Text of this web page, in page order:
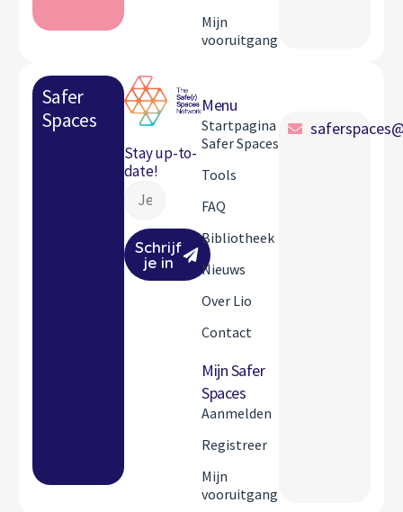
Mijn
vooruitgang
Safer
Spaces
Stay up-to-
date!
Schrijf
je in
Menu
Startpagina
Safer Spaces
Tools
FAQ
Bibliotheek
Nieuws
Over Lio
Contact
Mijn Safer
Spaces
Aanmelden
Registreer
Mijn
vooruitgang